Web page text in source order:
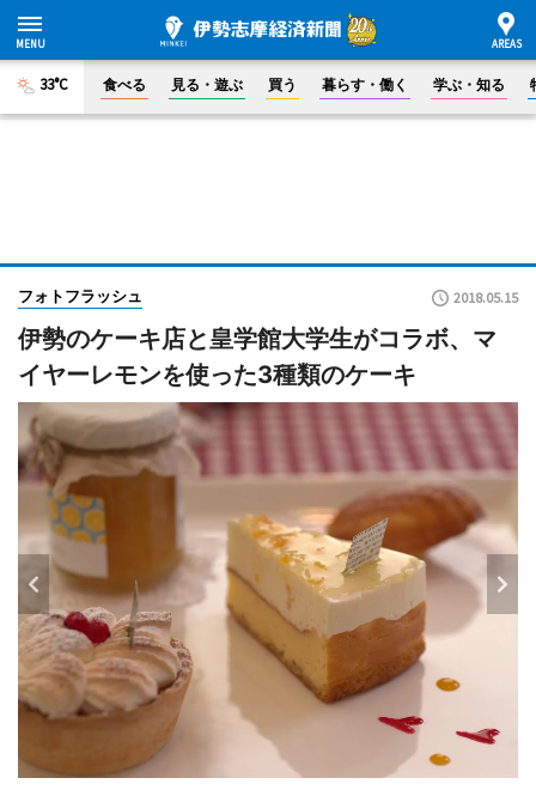
33°C 食べる 見る・遊ぶ 買う 暮らす・働く 学ぶ・知る
フォトフラッシュ 2018.05.15
伊勢のケーキ店と皇学館大学生がコラボ、マ
イヤーレモンを使った3種類のケーキ